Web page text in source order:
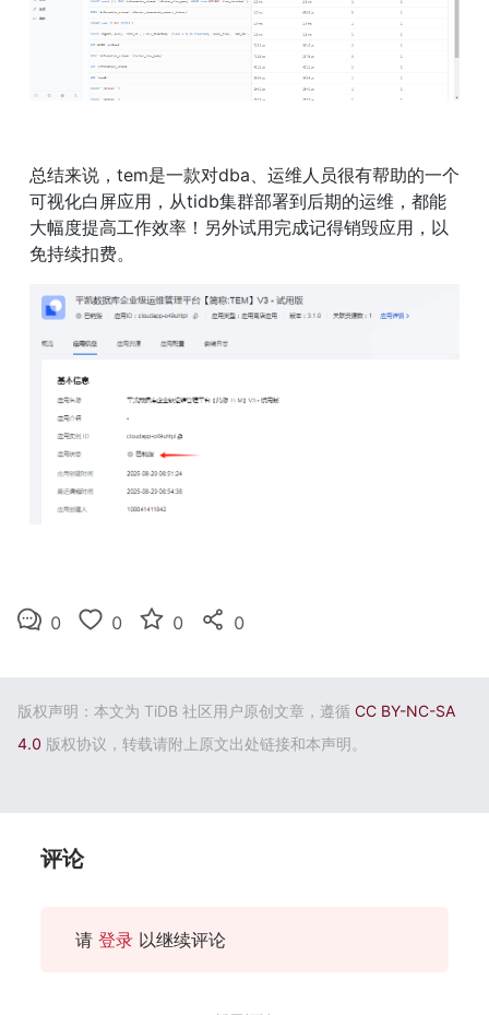
总结来说，tem是一款对dba、运维人员很有帮助的一个
可视化白屏应用，从tidb集群部署到后期的运维，都能
大幅度提高工作效率！另外试用完成记得销毁应用，以
免持续扣费。
0 0 0 0
版权声明：本文为 TiDB 社区用户原创文章，遵循 CC BY-NC-SA
4.0 版权协议，转载请附上原文出处链接和本声明。
评论
请 登录 以继续评论